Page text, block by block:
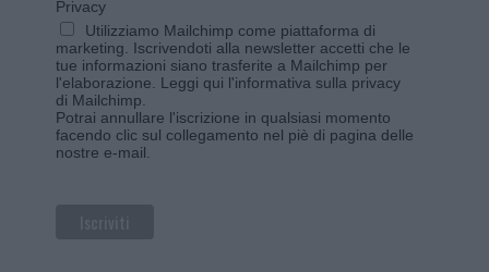
Privacy
Utilizziamo Mailchimp come piattaforma di
marketing. Iscrivendoti alla newsletter accetti che le
tue informazioni siano trasferite a Mailchimp per
l'elaborazione. Leggi qui l'informativa sulla privacy
di Mailchimp
Potrai annullare l'iscrizione in qualsiasi momento
facendo clic sul collegamento nel piè di pagina delle
nostre e-mail.